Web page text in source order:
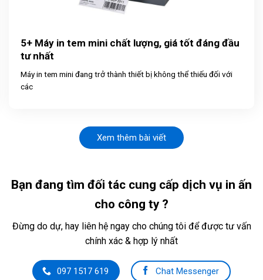
5+ Máy in tem mini chất lượng, giá tốt đáng đầu
tư nhất
Máy in tem mini đang trở thành thiết bị không thể thiếu đối với
các
Xem thêm bài viết
Bạn đang tìm đối tác cung cấp dịch vụ in ấn
cho công ty ?
Đừng do dự, hay liên hệ ngay cho chúng tôi để được tư vấn
chính xác & hợp lý nhất
097 1517 619 Chat Messenger